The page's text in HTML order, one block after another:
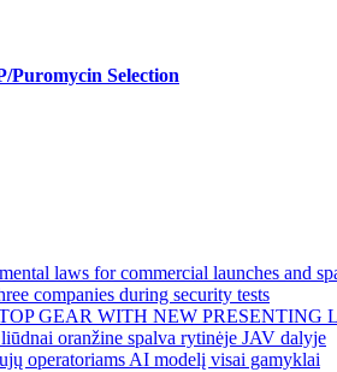
Puromycin Selection
laws for commercial launches and
companies during security tests
GEAR WITH NEW PRESENTING
oranžine spalva rytinėje JAV dalyje
operatoriams AI modelį visai gamyklai